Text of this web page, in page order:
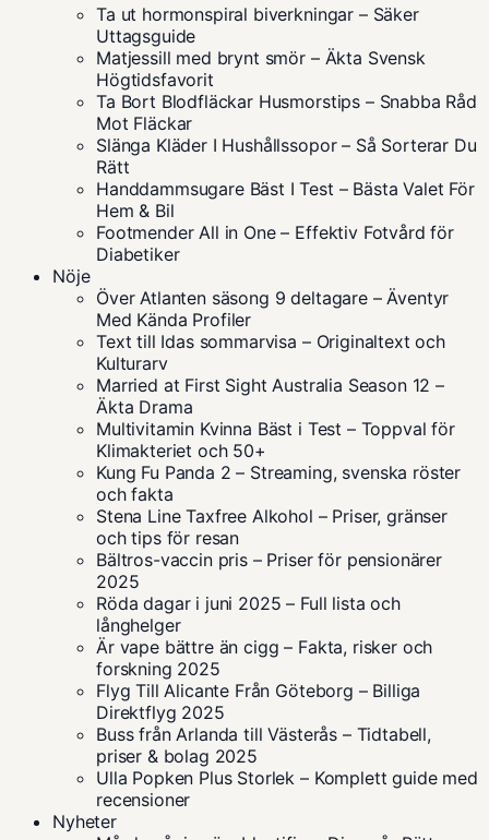
Ta ut hormonspiral biverkningar – Säker
Uttagsguide
Matjessill med brynt smör – Äkta Svensk
Högtidsfavorit
Ta Bort Blodfläckar Husmorstips – Snabba Råd
Mot Fläckar
Slänga Kläder I Hushållssopor – Så Sorterar Du
Rätt
Handdammsugare Bäst I Test – Bästa Valet För
Hem & Bil
Footmender All in One – Effektiv Fotvård för
Diabetiker
Nöje
Över Atlanten säsong 9 deltagare – Äventyr
Med Kända Profiler
Text till Idas sommarvisa – Originaltext och
Kulturarv
Married at First Sight Australia Season 12 –
Äkta Drama
Multivitamin Kvinna Bäst i Test – Toppval för
Klimakteriet och 50+
Kung Fu Panda 2 – Streaming, svenska röster
och fakta
Stena Line Taxfree Alkohol – Priser, gränser
och tips för resan
Bältros-vaccin pris – Priser för pensionärer
2025
Röda dagar i juni 2025 – Full lista och
långhelger
Är vape bättre än cigg – Fakta, risker och
forskning 2025
Flyg Till Alicante Från Göteborg – Billiga
Direktflyg 2025
Buss från Arlanda till Västerås – Tidtabell,
priser & bolag 2025
Ulla Popken Plus Storlek – Komplett guide med
recensioner
Nyheter